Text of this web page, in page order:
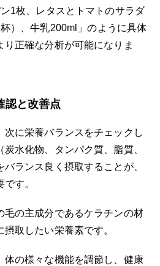
1枚、レタスとトマトのサラダ
）、牛乳200ml」のように具体
正確な分析が可能になりま
認と改善点
次に栄養バランスをチェックし
水化物、タンパク質、脂質、
ランス良く摂取することが、
す。
毛の主成分であるケラチンの材
取したい栄養素です。
体の様々な機能を調節し、健康